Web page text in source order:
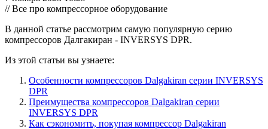
// Все про компрессорное оборудование
В данной статье рассмотрим самую популярную серию
компрессоров Далгакиран - INVERSYS DPR.
Из этой статьи вы узнаете:
Особенности компрессоров Dalgakiran серии INVERSYS
DPR
Преимущества компрессоров Dalgakiran серии
INVERSYS DPR
Как сэкономить, покупая компрессор Dalgakiran